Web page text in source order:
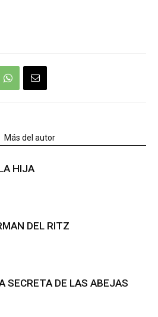
Más del autor
HIJA
DEL RITZ
SECRETA DE LAS ABEJAS